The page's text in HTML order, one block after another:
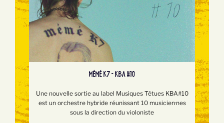
MÉMÉ K7 - KBA #10
Une nouvelle sortie au label Musiques Têtues KBA#10
est un orchestre hybride réunissant 10 musicien·nes
sous la direction du violoniste